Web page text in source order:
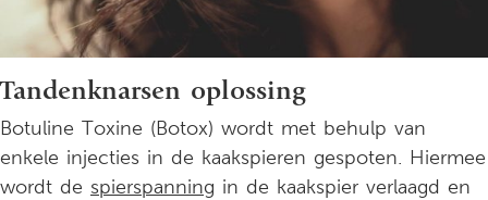
Tandenknarsen oplossing
Botuline Toxine (Botox) wordt met behulp van
enkele injecties in de kaakspieren gespoten. Hiermee
wordt de spierspanning in de kaakspier verlaagd en